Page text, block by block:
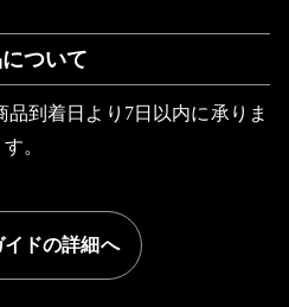
ついて
到着日より7日以内に承りま
す。
イドの詳細へ